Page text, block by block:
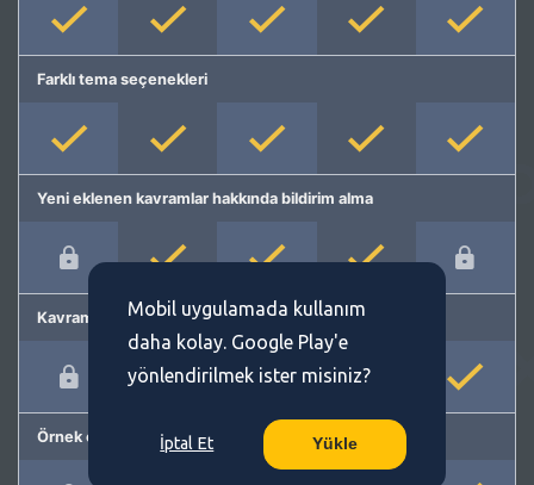
Farklı tema seçenekleri
Yeni eklenen kavramlar hakkında bildirim alma
Kavram önerme
Örnek cümleler
Mobil uygulamada kullanım
daha kolay. Google Play'e
yönlendirilmek ister misiniz?
İptal Et Yükle